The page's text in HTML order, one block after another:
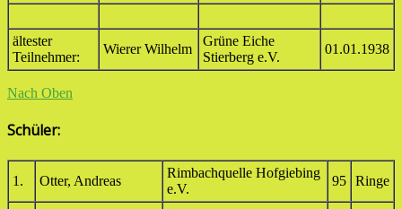
ältester
Teilnehmer:
Wierer Wilhelm
Grüne Eiche
Stierberg e.V.
01.01.1938
Nach Oben
Schüler:
1. Otter, Andreas
Rimbachquelle Hofgiebing
e.V.
95 Ringe